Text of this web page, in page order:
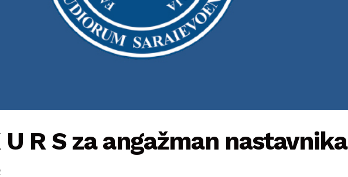
U R S za angažman nastavnika